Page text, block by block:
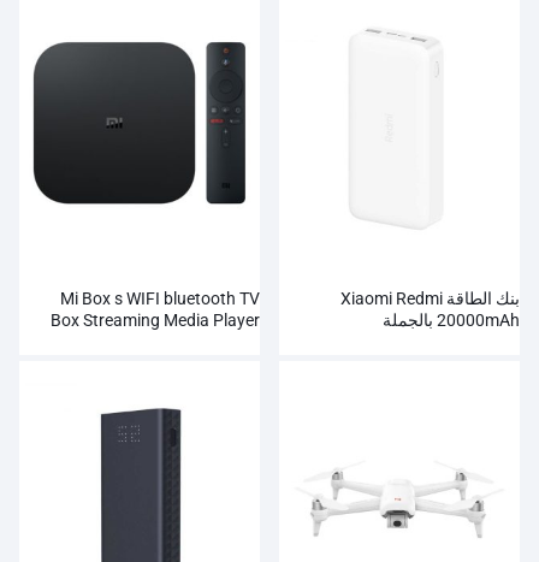
بنك الطاقة Xiaomi Redmi
20000mAh بالجملة
Mi Box s WIFI bluetooth TV
Box Streaming Media Player